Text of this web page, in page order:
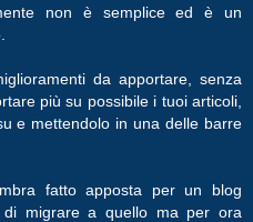
non è semplice ed è un
da apportare, senza
più su possibile i tuoi articoli,
e mettendolo in una delle barre
fatto apposta per un blog
di migrare a quello ma per ora